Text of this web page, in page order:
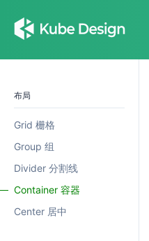
布局
Grid 栅格
Group 组
Divider 分割线
Container 容器
Center 居中